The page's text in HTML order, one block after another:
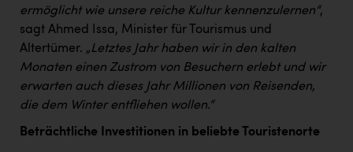
RE/MAX Welcome
Resch&Frisch
Ruderclub Wels
SCRI - Salzburg Cancer Research Institute
ermöglicht wie unsere reiche Kultur kennenzulernen“,
sagt Ahmed Issa, Minister für Tourismus und
Altertümer. „Letztes Jahr haben wir in den kalten
Monaten einen Zustrom von Besuchern erlebt und wir
erwarten auch dieses Jahr Millionen von Reisenden,
die dem Winter entfliehen wollen.“
Beträchtliche Investitionen in beliebte Touristenorte